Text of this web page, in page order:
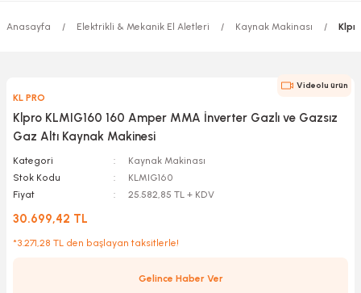
Dolapları
Aletleri
Anasayfa Elektrikli & Mekanik El Aletleri Kaynak Makinası
Videolu ürün
KL PRO
Klpro KLMIG160 160 Amper MMA İnverter Gazlı ve Gazsız
Gaz Altı Kaynak Makinesi
Kategori
Kaynak Makinası
Stok Kodu
KLMIG160
Fiyat
25.582,85 TL + KDV
30.699,42 TL
*3.271,28 TL den başlayan taksitlerle!
Gelince Haber Ver